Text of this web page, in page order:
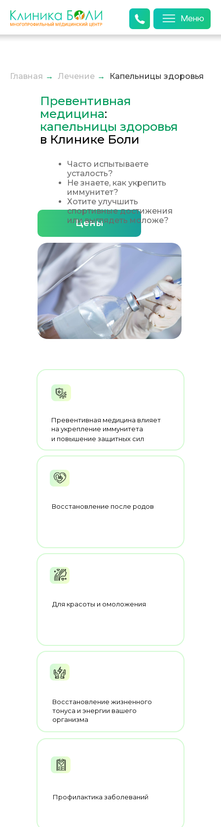
Меню
Главная → Лечение → Капельницы здоровья
Цены
Превентивная
медицина:
капельницы здоровья
в Клинике Боли
Часто испытываете
усталость?
Не знаете, как укрепить
иммунитет?
Хотите улучшить
спортивные достижения
или выглядеть моложе?
Превентивная медицина влияет
на укрепление иммунитета
Восстановление жизненного
тонуса и энергии вашего
организма
Для красоты и омоложения
Восстановление после родов
Профилактика заболеваний
и повышение защитных сил